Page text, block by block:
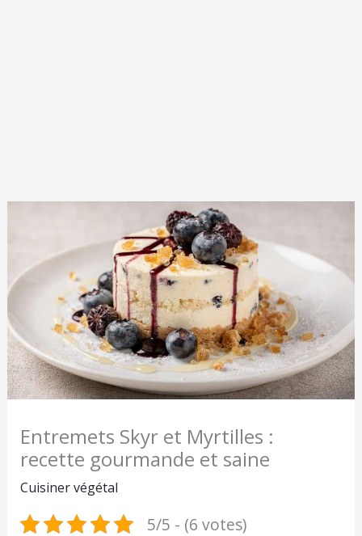
Entremets Skyr et Myrtilles :
recette gourmande et saine
Cuisiner végétal
5/5 - (6 votes)